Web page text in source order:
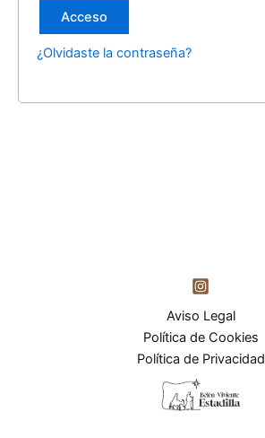
Acceso
¿Olvidaste la contraseña?
Aviso Legal
Política de Cookies
Política de Privacidad